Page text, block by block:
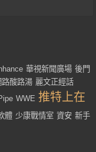
華視新聞廣場 後門
路酸路湯 麗文正經話
WWE 推特上在
體 少康戰情室 資安 新手